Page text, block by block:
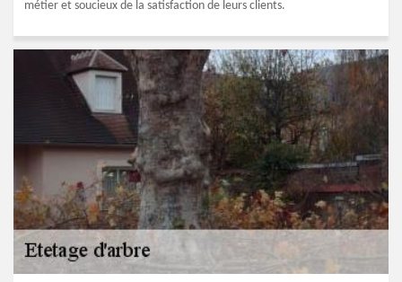
métier et soucieux de la satisfaction de leurs clients.